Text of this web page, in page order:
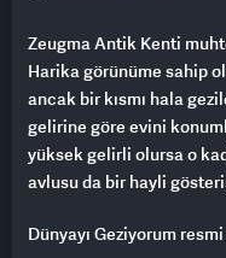
Zeugma Antik Kenti
Harika görünüme sahip
ancak bir kısmı hala
gelirine göre evini
yüksek gelirli olursa o
avlusu da bir hayli
Dünyayı Geziyorum